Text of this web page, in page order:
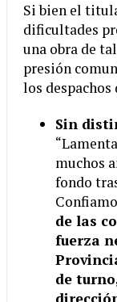
Si bien el
dificultades
una obra de
presión
los
Sin
muchos
fondo
de las
fuerza
de